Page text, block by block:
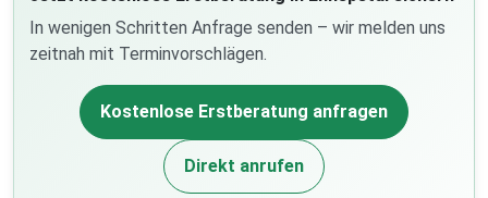
In wenigen Schritten Anfrage senden – wir melden uns
zeitnah mit Terminvorschlägen.
Kostenlose Erstberatung anfragen
Direkt anrufen